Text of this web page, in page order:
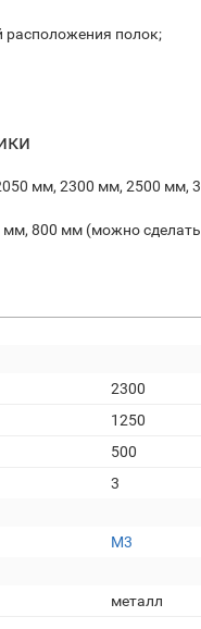
расположения полок;
мм, 2300 мм, 2500 мм,
мм, 800 мм (можно
2300
1250
500
3
М3
металл